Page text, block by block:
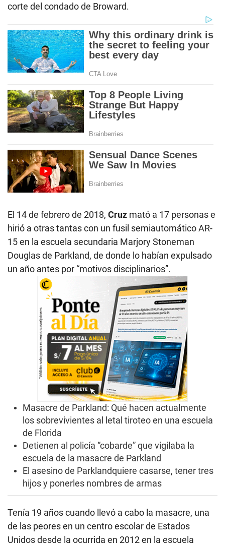
corte del condado de Broward.
El 14 de febrero de 2018, Cruz mató a 17 personas e
hirió a otras tantas con un fusil semiautomático AR-
15 en la escuela secundaria Marjory Stoneman
Douglas de Parkland, de donde lo habían expulsado
un año antes por “motivos disciplinarios”.
Masacre de Parkland: Qué hacen actualmente
los sobrevivientes al letal tiroteo en una escuela
de Florida
Detienen al policía “cobarde” que vigilaba la
escuela de la masacre de Parkland
El asesino de Parklandquiere casarse, tener tres
hijos y ponerles nombres de armas
Tenía 19 años cuando llevó a cabo la masacre, una
de las peores en un centro escolar de Estados
Unidos desde la ocurrida en 2012 en la escuela